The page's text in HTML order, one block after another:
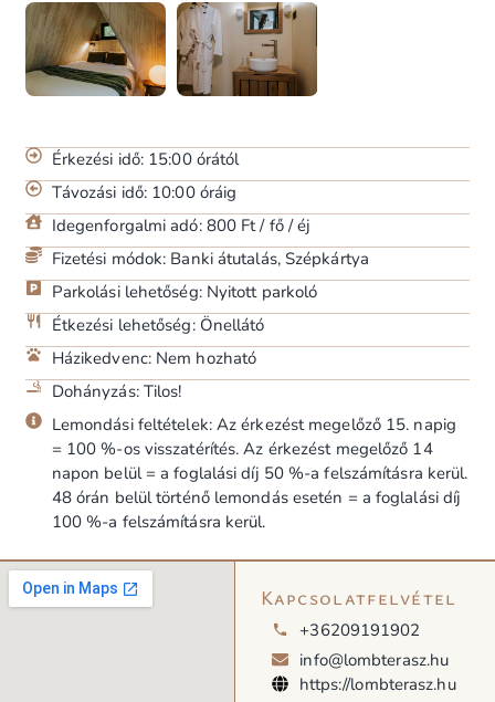
Érkezési idő: 15:00 órától
Távozási idő: 10:00 óráig
Idegenforgalmi adó: 800 Ft / fő / éj
Fizetési módok: Banki átutalás, Szépkártya
Parkolási lehetőség: Nyitott parkoló
Étkezési lehetőség: Önellátó
Házikedvenc: Nem hozható
Dohányzás: Tilos!
Lemondási feltételek: Az érkezést megelőző 15. napig
= 100 %-os visszatérítés. Az érkezést megelőző 14
napon belül = a foglalási díj 50 %-a felszámításra kerül.
48 órán belül történő lemondás esetén = a foglalási díj
100 %-a felszámításra kerül.
Kapcsolatfelvétel
+36209191902
info@lombterasz.hu
https://lombterasz.hu